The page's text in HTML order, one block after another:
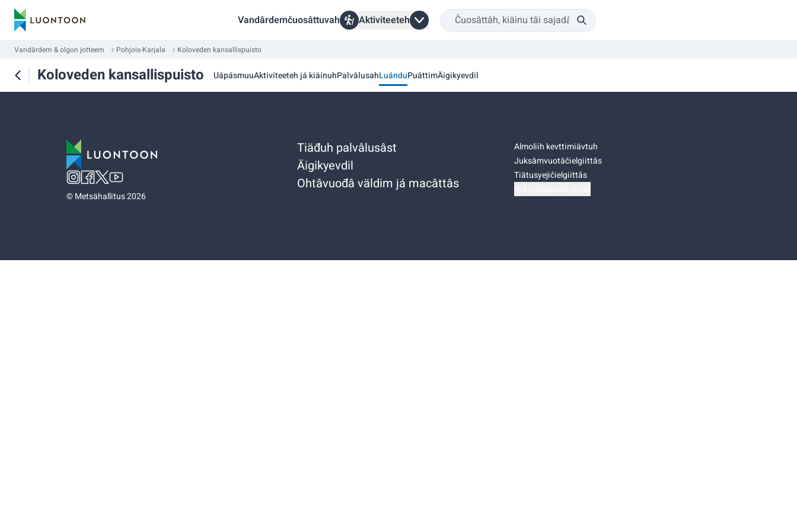
Vandârdemčuosâttuvah Aktiviteeteh
Vandârdem & olgon jotteem Pohjois-Karjala Koloveden kansallispuisto
Koloveden kansallispuisto UápásmuuAktiviteeteh já kiäinuhPalvâlusahLuánduPuáttimÄigikyevdil
©Metsähallitus 2026
Tiäđuh palvâlusâst
Äigikyevdil
Ohtâvuođâ väldim já macâttâs
Almoliih kevttimiävtuh
Juksâmvuotâčielgiittâs
Tiätusyejičielgiittâs